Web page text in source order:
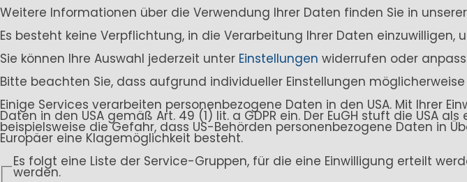
Weitere Informationen über die Verwendung Ihrer Daten finden Sie in unserer
Es besteht keine Verpflichtung, in die Verarbeitung Ihrer Daten einzuwilligen,
Sie können Ihre Auswahl jederzeit unter Einstellungen widerrufen oder
Bitte beachten Sie, dass aufgrund individueller Einstellungen
Einige Services verarbeiten personenbezogene Daten in den USA. Mit Ihrer
Daten in den USA gemäß Art. 49 (1) lit. a GDPR ein. Der EuGH stuft die USA
beispielsweise die Gefahr, dass US-Behörden personenbezogene Daten in
Europäer eine Klagemöglichkeit besteht.
Es folgt eine Liste der Service-Gruppen, für die eine Einwilligung erteilt
werden.